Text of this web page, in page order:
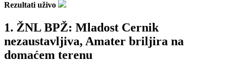
Rezultati uživo
1. ŽNL BPŽ: Mladost Cernik
nezaustavljiva, Amater briljira na
domaćem terenu